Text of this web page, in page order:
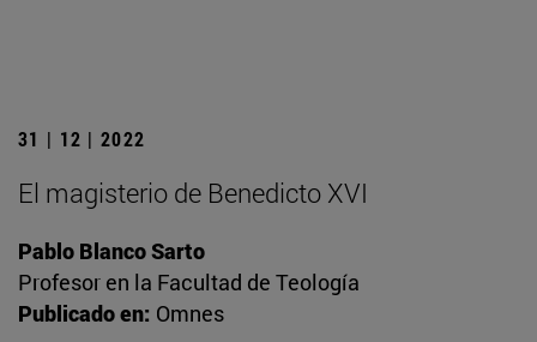
31 | 12 | 2022
El magisterio de Benedicto XVI
Pablo Blanco Sarto
Profesor en la Facultad de Teología
Publicado en: Omnes